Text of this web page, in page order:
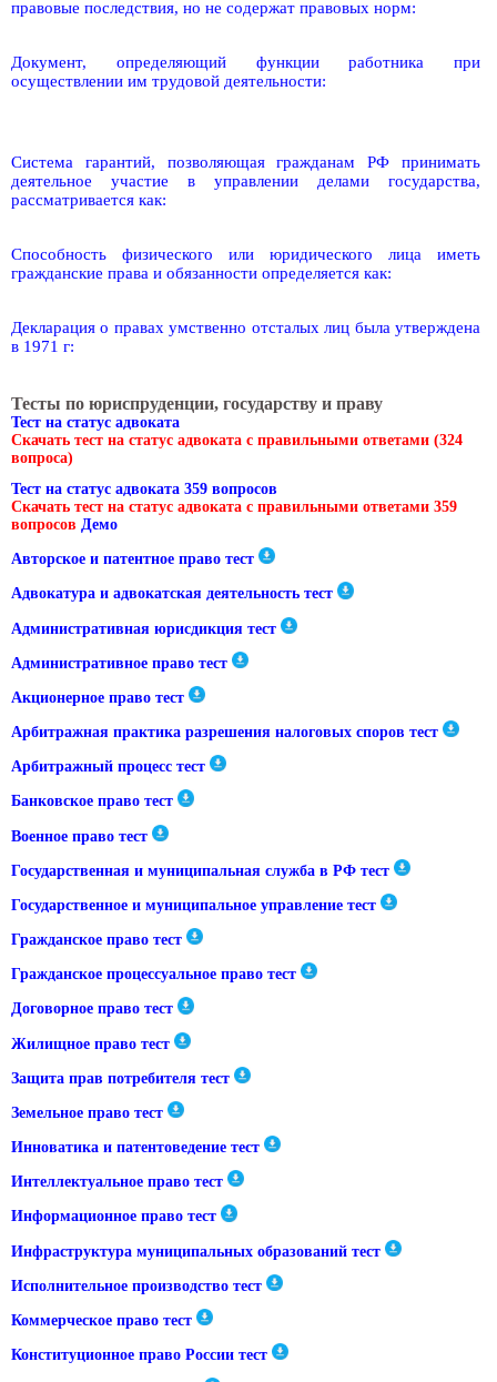
правовые последствия, но не содержат правовых норм:
Документ, определяющий функции работника при
осуществлении им трудовой деятельности:
Система гарантий, позволяющая гражданам РФ принимать
деятельное участие в управлении делами государства,
рассматривается как:
Способность физического или юридического лица иметь
гражданские права и обязанности определяется как:
Декларация о правах умственно отсталых лиц была утверждена
в 1971 г:
Тесты по юриспруденции, государству и праву
Тест на статус адвоката
Скачать тест на статус адвоката с правильными ответами (324
вопроса)
Тест на статус адвоката 359 вопросов
Скачать тест на статус адвоката с правильными ответами 359
вопросов Демо
Авторское и патентное право тест
Адвокатура и адвокатская деятельность тест
Административная юрисдикция тест
Административное право тест
Акционерное право тест
Арбитражная практика разрешения налоговых споров тест
Арбитражный процесс тест
Банковское право тест
Военное право тест
Государственная и муниципальная служба в РФ тест
Государственное и муниципальное управление тест
Гражданское право тест
Гражданское процессуальное право тест
Договорное право тест
Жилищное право тест
Защита прав потребителя тест
Земельное право тест
Инноватика и патентоведение тест
Интеллектуальное право тест
Информационное право тест
Инфраструктура муниципальных образований тест
Исполнительное производство тест
Коммерческое право тест
Конституционное право России тест